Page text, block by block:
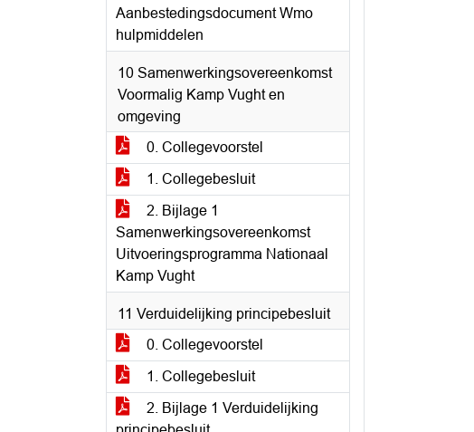
Aanbestedingsdocument Wmo
hulpmiddelen
10 Samenwerkingsovereenkomst
Voormalig Kamp Vught en
omgeving
0. Collegevoorstel
1. Collegebesluit
2. Bijlage 1
Samenwerkingsovereenkomst
Uitvoeringsprogramma Nationaal
Kamp Vught
11 Verduidelijking principebesluit
0. Collegevoorstel
1. Collegebesluit
2. Bijlage 1 Verduidelijking